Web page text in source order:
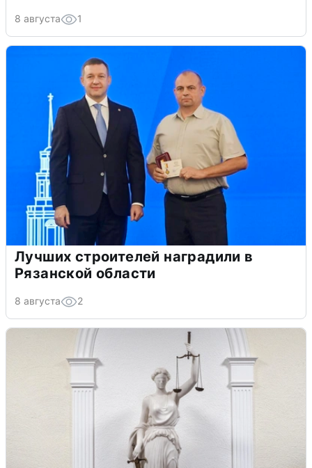
8 августа 1
Лучших строителей наградили в
Рязанской области
8 августа 2